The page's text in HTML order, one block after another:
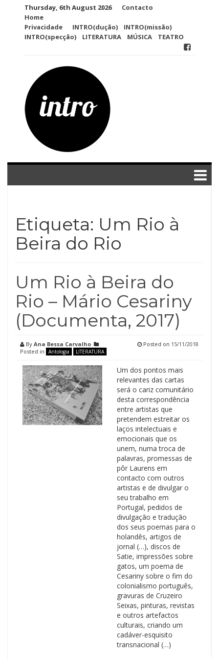
Thursday, 6th August 2026
Contacto
Home
Privacidade
INTRO(dução)
INTRO(missão)
INTRO(specção)
LITERATURA MÚSICA TEATRO
Etiqueta: Um Rio à
Beira do Rio
Um Rio à Beira do
Rio – Mário Cesariny
(Documenta, 2017)
By Ana Bessa Carvalho
Posted in
Antologia LITERATURA
Posted on 15/11/2018
Um dos pontos mais
relevantes das cartas
será o cariz comunitário
desta correspondência
entre artistas que
pretendem estreitar os
laços intelectuais e
emocionais que os
unem, numa troca de
palavras, promessas de
pôr Laurens em
contacto com outros
artistas e de divulgar o
seu trabalho em
Portugal, pedidos de
divulgação e tradução
dos seus poemas para o
holandês, artigos de
jornal (…), discos de
Satie, impressões sobre
gatos, um poema de
Cesariny sobre o fim do
colonialismo português,
gravuras de Cruzeiro
Seixas, pinturas, revistas
e outros artefactos
culturais, criando um
cadáver-esquisito
transnacional (…)